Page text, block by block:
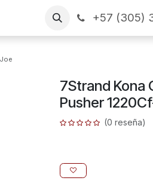
Financiamiento
+57 (305)
7Strand Kona
Pusher
(0 reseña)